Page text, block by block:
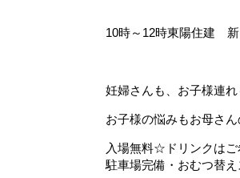
10時～12時東陽住建 新
妊婦さんも、お子様連れ
お子様の悩みもお母さ
入場無料☆ドリンクはご
駐車場完備・おむつ替